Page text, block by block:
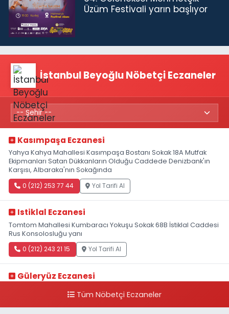
Üzüm Festivali yarın başlıyor
İstanbul Beyoğlu Nöbetçi Eczaneler
Kasımpaşa Eczanesi
Yahya Kahya Mahallesi Kasımpaşa Bostanı Sokak 18A Mutfak
Ekipmanları Satan Dükkanların Olduğu Caddede Denizbank'ın
Karşısı, Albaraka'nın Sokağında
0 (212) 253 77 44 Yol Tarifi Al
Istiklal Eczanesi
Tomtom Mahallesi Kumbaracı Yokuşu Sokak 68B İstiklal Caddesi
Rus Konsolosluğu yanı
0 (212) 243 21 15 Yol Tarifi Al
Güleryüz Eczanesi
kalaycıbahçe Meydana DoğruTüm Nöbetçi Eczaneler